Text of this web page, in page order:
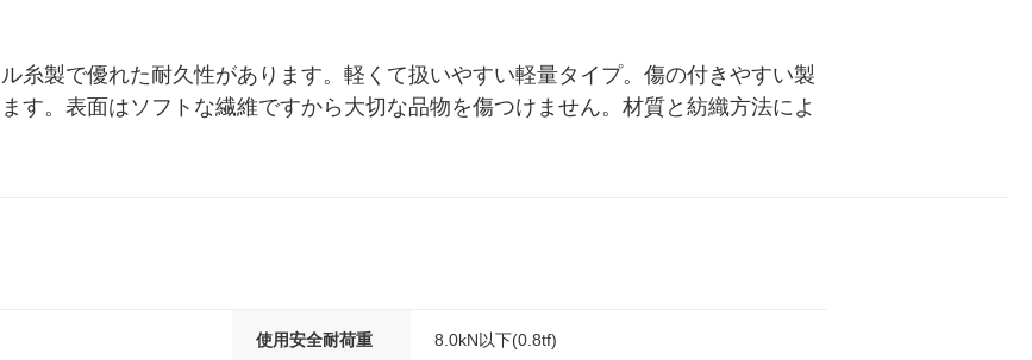
糸製で優れた耐久性があります。軽くて扱いやすい軽量タイプ。傷の付きやすい製
す。表面はソフトな繊維ですから大切な品物を傷つけません。材質と紡織方法によ
使用安全耐荷重 8.0kN以下(0.8tf)